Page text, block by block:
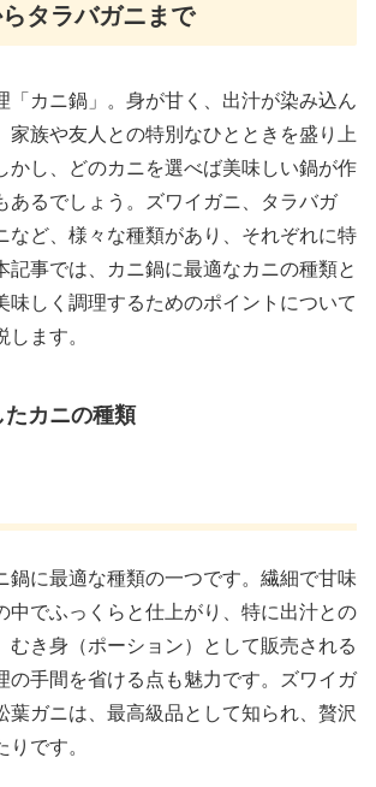
タラバガニまで
「カニ鍋」。身が甘く、出汁が染み込ん
家族や友人との特別なひとときを盛り上
かし、どのカニを選べば美味しい鍋が作
あるでしょう。ズワイガニ、タラバガ
など、様々な種類があり、それぞれに特
記事では、カニ鍋に最適なカニの種類と
味しく調理するためのポイントについて
ます。
たカニの種類
鍋に最適な種類の一つです。繊細で甘味
中でふっくらと仕上がり、特に出汁との
むき身（ポーション）として販売される
の手間を省ける点も魅力です。ズワイガ
葉ガニは、最高級品として知られ、贅沢
です。